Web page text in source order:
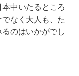
中いたるところ
なく大人も、た
のはいかがでし